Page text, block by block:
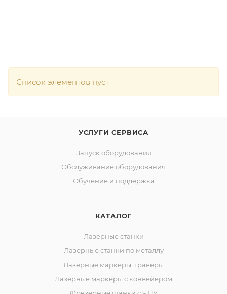
Список элементов пуст
УСЛУГИ СЕРВИСА
Запуск оборудования
Обслуживание оборудования
Обучение и поддержка
КАТАЛОГ
Лазерные станки
Лазерные станки по металлу
Лазерные маркеры, граверы
Лазерные маркеры с конвейером